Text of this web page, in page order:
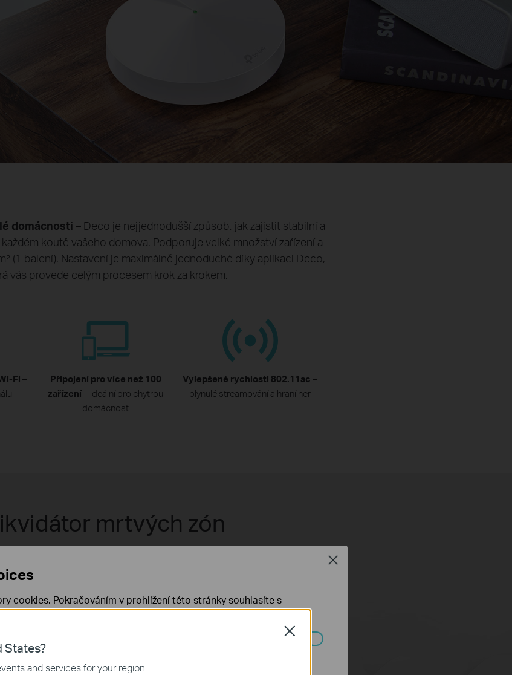
domácnosti – Deco je nejjednodušší způsob, jak zajistit stabilní a
koutě vašeho domova. Podporuje velké množství zařízení a
(1 balení). Nastavení je maximálně jednoduché díky aplikaci Deco,
vás provede celým procesem krok za krokem.
Fi –
Připojení pro více než 100
zařízení– ideální pro chytrou
domácnost
Vylepšené rychlosti 802.11ac –
plynulé streamování a hraní her
mrtvých zón
rozšíření pokrytí
States?
and services for your region.
Close
cookies. Pokračováním v prohlížení této stránky souhlasíte s
Již nezobrazovatZjistit více.
pro fungování webových stránek a nelze je ve vašich systémech
Close